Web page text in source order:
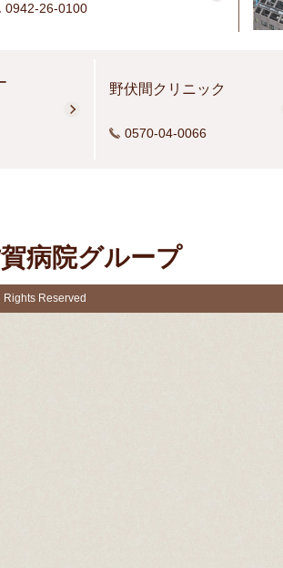
0942-26-0100
野伏間クリニック
0570-04-0066
病院グループ
Reserved